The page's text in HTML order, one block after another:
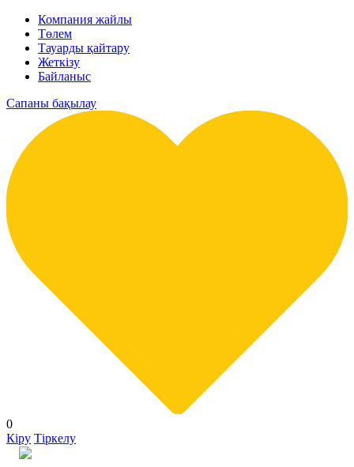
Компания жайлы
Төлем
Тауарды қайтару
Жеткізу
Байланыс
Сапаны бақылау
0
Кіру Тіркелу